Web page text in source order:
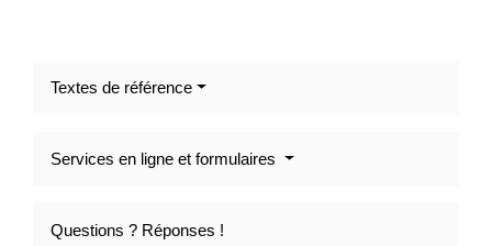
Textes de référence
Services en ligne et formulaires
Questions ? Réponses !